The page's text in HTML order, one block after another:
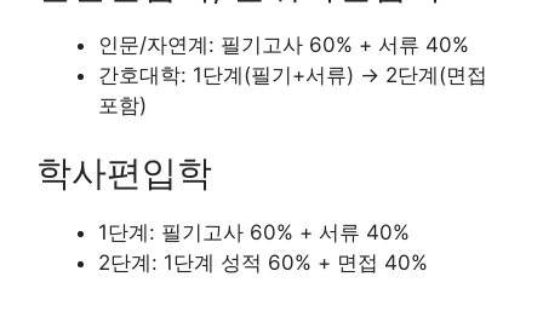
인문/자연계: 필기고사 60% + 서류 40%
간호대학: 1단계(필기+서류) → 2단계(면접
포함)
학사편입학
1단계: 필기고사 60% + 서류 40%
2단계: 1단계 성적 60% + 면접 40%